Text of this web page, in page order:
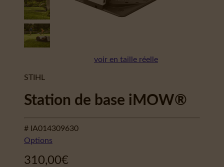
voir en taille réelle
STIHL
Station de base iMOW®
# IA014309630
Options
310,00€